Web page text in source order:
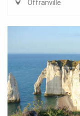
Offranville